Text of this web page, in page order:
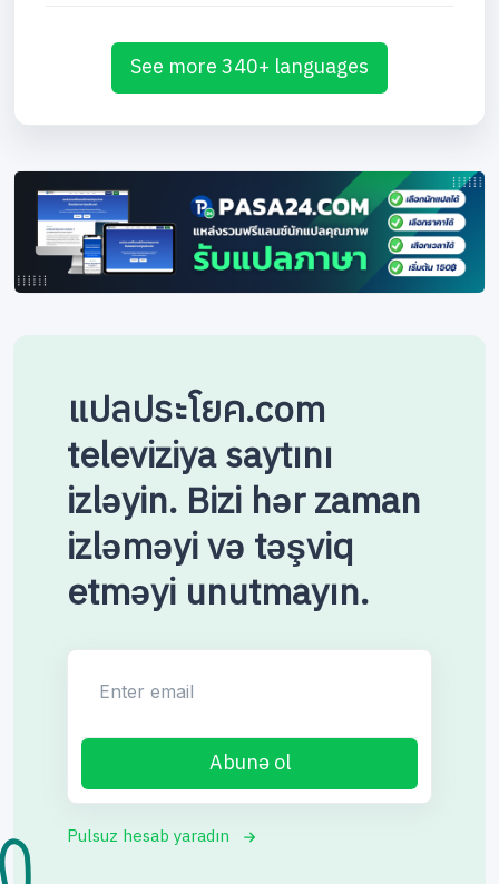
See more 340+ languages
แปลประโยค.com
televiziya saytını
izləyin. Bizi hər zaman
izləməyi və təşviq
etməyi unutmayın.
Abunə ol
Pulsuz hesab yaradın